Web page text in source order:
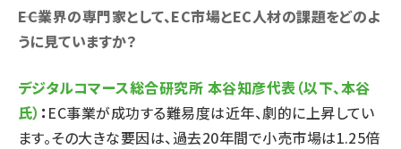
――EC業界の専門家として、EC市場とEC人材の課題をどのよ
うに見ていますか？
デジタルコマース総合研究所 本谷知彦代表（以下、本谷
氏） ：EC事業が成功する難易度は近年、劇的に上昇してい
ます。その大きな要因は、過去20年間で小売市場は1.25倍